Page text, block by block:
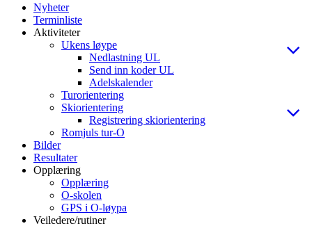
Nyheter
Terminliste
Aktiviteter
Ukens løype
Nedlastning UL
Send inn koder UL
Adelskalender
Turorientering
Skiorientering
Registrering skiorientering
Romjuls tur-O
Bilder
Resultater
Opplæring
Opplæring
O-skolen
GPS i O-løypa
Veiledere/rutiner